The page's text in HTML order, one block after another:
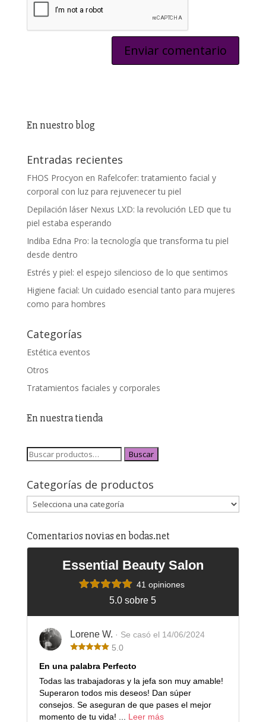
En nuestro blog
Entradas recientes
FHOS Procyon en Rafelcofer: tratamiento facial y
corporal con luz para rejuvenecer tu piel
Depilación láser Nexus LXD: la revolución LED que tu
piel estaba esperando
Indiba Edna Pro: la tecnología que transforma tu piel
desde dentro
Estrés y piel: el espejo silencioso de lo que sentimos
Higiene facial: Un cuidado esencial tanto para mujeres
como para hombres
Categorías
Estética eventos
Otros
Tratamientos faciales y corporales
En nuestra tienda
Buscar
Categorías de productos
Comentarios novias en bodas.net
Essential Beauty Salon
41 opiniones
5.0 sobre 5
Lorene W. · Se casó el 14/06/2024
5.0
En una palabra Perfecto
Todas las trabajadoras y la jefa son muy amable!
Superaron todos mis deseos! Dan súper
consejos. Se aseguran de que pases el mejor
momento de tu vida! ... Leer más